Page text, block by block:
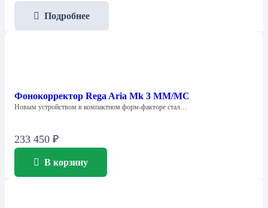
Подробнее
Фонокорректор Rega Aria Mk 3 MM/MC
Новым устройством в компактном форм-факторе стал…
233 450 ₽
В корзину